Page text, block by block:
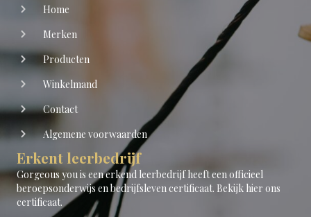
Home
Merken
Producten
Winkelmand
Contact
Algemene voorwaarden
Erkent leerbedrijf
Gorgeous you is een erkend leerbedrijf heeft een officieel
beroepsonderwijs en bedrijfsleven certificaat. Bekijk hier ons
certificaat.